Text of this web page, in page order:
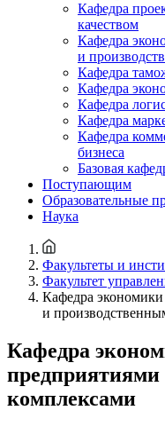
Кафедра
качеством
Кафедра
и
Кафедра
Кафедра
Кафедра
Кафедра
Кафедра
бизнеса
Базовая
Поступающим
Образовательные
Наука
Факультеты и
Факультет
Кафедра
и
Кафедра
комплексами